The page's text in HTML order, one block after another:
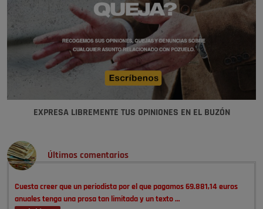
EXPRESA LIBREMENTE TUS OPINIONES EN EL BUZÓN
Últimos comentarios
Cuesta creer que un periodista por el que pagamos 69.881,14 euros
anuales tenga una prosa tan limitada y un texto …